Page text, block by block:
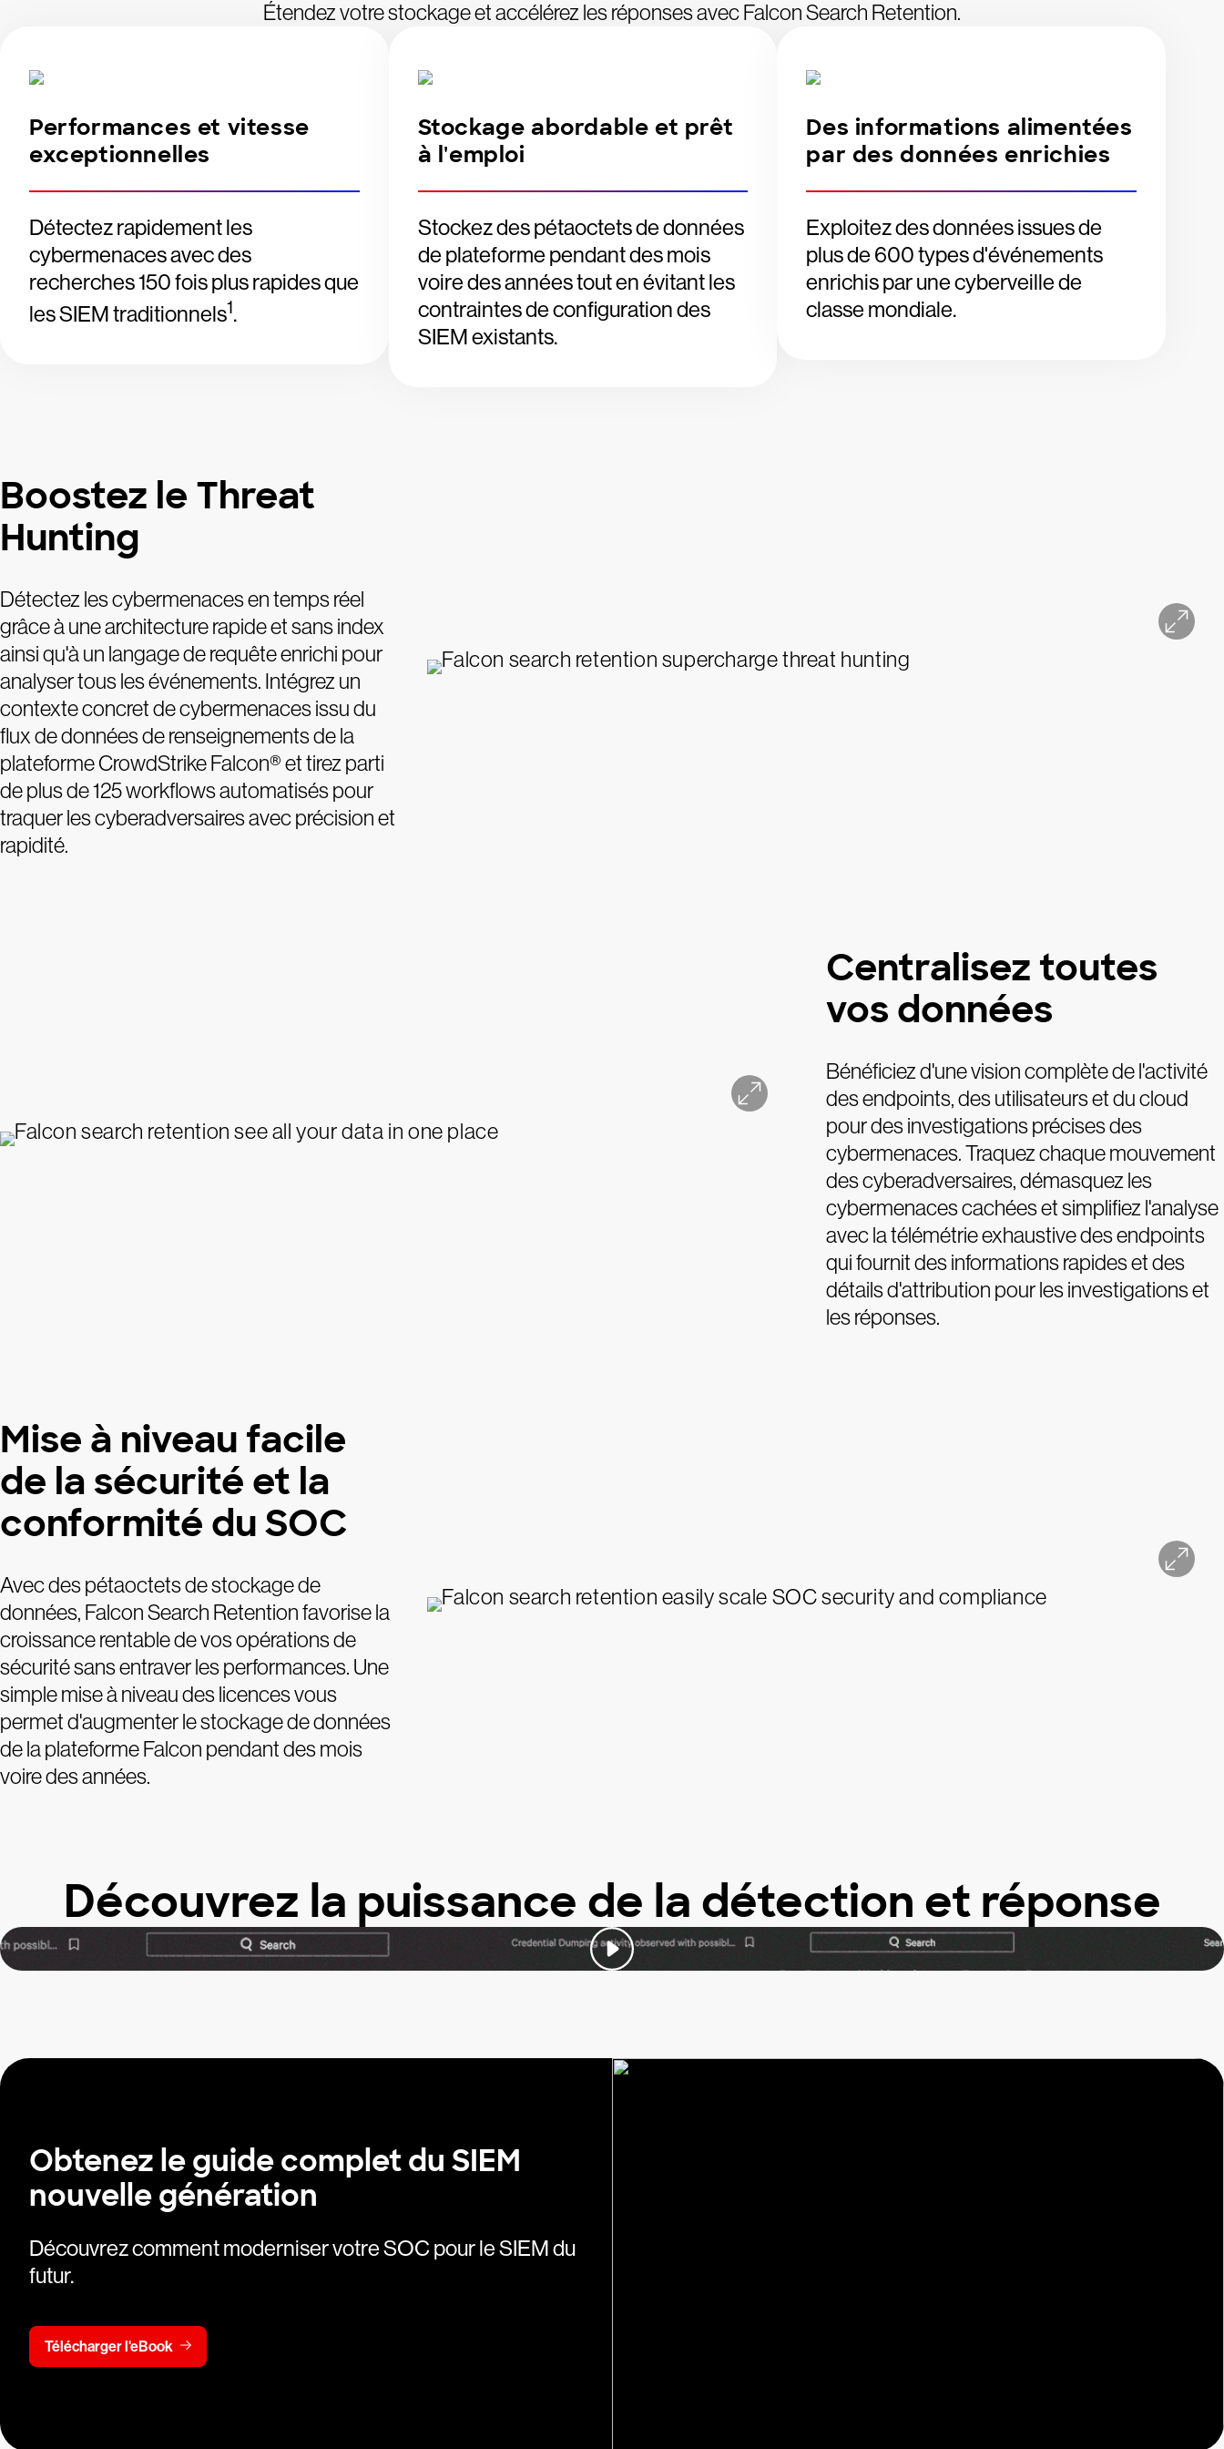
Étendez votre stockage et accélérez les réponses avec Falcon Search Retention.
Performances et vitesse
exceptionnelles
Détectez rapidement les
cybermenaces avec des
recherches 150 fois plus rapides que
les SIEM traditionnels1.
Stockage abordable et prêt
à l'emploi
Stockez des pétaoctets de données
de plateforme pendant des mois
voire des années tout en évitant les
contraintes de configuration des
SIEM existants.
Des informations alimentées
par des données enrichies
Exploitez des données issues de
plus de 600 types d'événements
enrichis par une cyberveille de
classe mondiale.
Boostez le Threat
Hunting
Détectez les cybermenaces en temps réel
grâce à une architecture rapide et sans index
ainsi qu'à un langage de requête enrichi pour
analyser tous les événements. Intégrez un
contexte concret de cybermenaces issu du
flux de données de renseignements de la
plateforme CrowdStrike Falcon® et tirez parti
de plus de 125 workflows automatisés pour
traquer les cyberadversaires avec précision et
rapidité.
Centralisez toutes
vos données
Bénéficiez d'une vision complète de l'activité
des endpoints, des utilisateurs et du cloud
pour des investigations précises des
cybermenaces. Traquez chaque mouvement
des cyberadversaires, démasquez les
cybermenaces cachées et simplifiez l'analyse
avec la télémétrie exhaustive des endpoints
qui fournit des informations rapides et des
détails d'attribution pour les investigations et
les réponses.
Mise à niveau facile
de la sécurité et la
conformité du SOC
Avec des pétaoctets de stockage de
données, Falcon Search Retention favorise la
croissance rentable de vos opérations de
sécurité sans entraver les performances. Une
simple mise à niveau des licences vous
permet d'augmenter le stockage de données
de la plateforme Falcon pendant des mois
voire des années.
Découvrez la puissance de la détection et réponse
Obtenez le guide complet du SIEM
nouvelle génération
Découvrez comment moderniser votre SOC pour le SIEM du
futur.
Télécharger l'eBook